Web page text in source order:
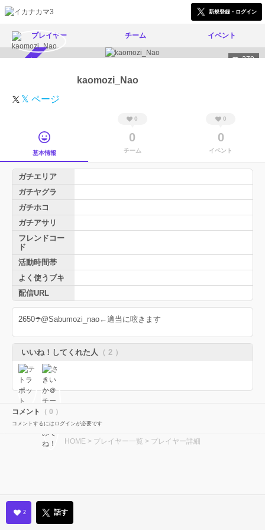
新規登録・ログイン
プレイヤー チーム イベント
279
kaomozi_Nao
𝕏 ページ
基本情報
0
0
チーム
0
0
イベント
ガチエリア
ガチヤグラ
ガチホコ
ガチアサリ
フレンドコー
ド
活動時間帯
よく使うブキ
配信URL
2650☂️@Sabumozi_nao←適当に呟きます
いいね！してくれた人 （ 2 ）
コメント （ 0 ）
コメントするにはログインが必要です
HOME > プレイヤー一覧 > プレイヤー詳細
2 話す